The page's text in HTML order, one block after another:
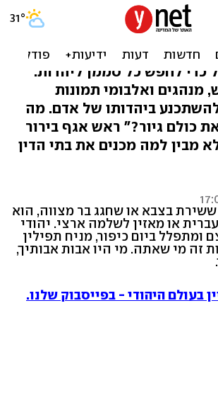
כמה שאתם
כדי לחפש כל סממן ליהדות:
מנהגים ואלבומי תמונות
ביהדותו של אדם. מה
כולם גיור?" ראש אגף בירור
מבין למה מכנים את בתי הדין
ששירת בצבא או שחגג בר מצווה, הוא
או מאזין לשלמה ארצי. יהודי
ומתפלל ביום כיפור, מניח תפילין
זה מי שאתה. מי היו אבות אבותיך,
בעולם היהודי - בפייסבוק שלנו.